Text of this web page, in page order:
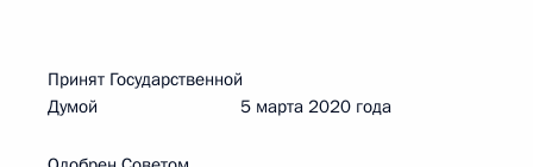
Принят Государственной
Думой 5 марта 2020 года